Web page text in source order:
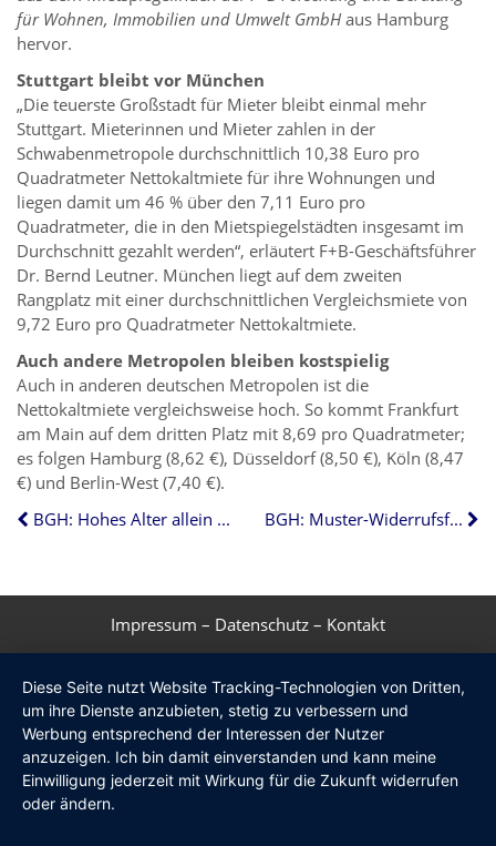
für Wohnen, Immobilien und Umwelt GmbH aus Hamburg
hervor.
Stuttgart bleibt vor München
„Die teuerste Großstadt für Mieter bleibt einmal mehr
Stuttgart. Mieterinnen und Mieter zahlen in der
Schwabenmetropole durchschnittlich 10,38 Euro pro
Quadratmeter Nettokaltmiete für ihre Wohnungen und
liegen damit um 46 % über den 7,11 Euro pro
Quadratmeter, die in den Mietspiegelstädten insgesamt im
Durchschnitt gezahlt werden“, erläutert F+B-Geschäftsführer
Dr. Bernd Leutner. München liegt auf dem zweiten
Rangplatz mit einer durchschnittlichen Vergleichsmiete von
9,72 Euro pro Quadratmeter Nettokaltmiete.
Auch andere Metropolen bleiben kostspielig
Auch in anderen deutschen Metropolen ist die
Nettokaltmiete vergleichsweise hoch. So kommt Frankfurt
am Main auf dem dritten Platz mit 8,69 pro Quadratmeter;
es folgen Hamburg (8,62 €), Düsseldorf (8,50 €), Köln (8,47
€) und Berlin-West (7,40 €).
BGH: Hohes Alter allein schützt nicht vor Eigenbedarfskündigung
BGH: Muster-Widerrufsformular bei Maklerverträgen unumgänglich
Impressum – Datenschutz – Kontakt
Diese Seite nutzt Website Tracking-Technologien von Dritten,
um ihre Dienste anzubieten, stetig zu verbessern und
Werbung entsprechend der Interessen der Nutzer
anzuzeigen. Ich bin damit einverstanden und kann meine
Einwilligung jederzeit mit Wirkung für die Zukunft widerrufen
oder ändern.